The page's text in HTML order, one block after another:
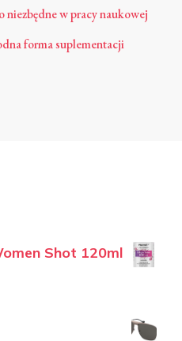
niezbędne w pracy naukowej
forma suplementacji
Shot 120ml